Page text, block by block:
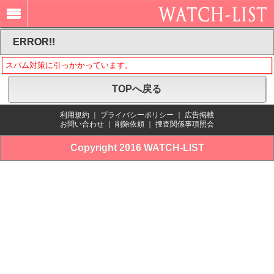
ERROR!!
スパム対策に引っかかっています。
TOPへ戻る
利用規約 プライバシーポリシー
広告掲載
お問い合わせ
削除依頼 捜査関係事項照会
Copyright 2016 WATCH-LIST